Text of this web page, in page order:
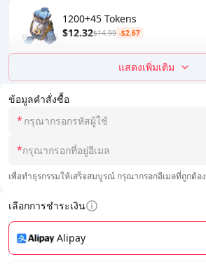
ข้อมูลคำสั่งซื้อ
*
*
เพื่อทำธุรกรรมให้เสร็จสมบูรณ์ กรุณากรอกอีเมลที่ถูกต้อง
เลือกการชำระเงิน
Alipay
1200+45 Tokens
$12.32$14.99 -$2.67
แสดงเพิ่มเติม